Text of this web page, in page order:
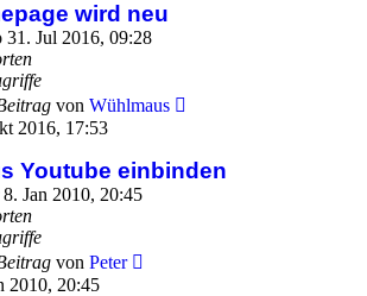
wird neu
31. Jul 2016, 09:28
von Wühlmaus
2016, 17:53
Youtube einbinden
Jan 2010, 20:45
von Peter
2010, 20:45